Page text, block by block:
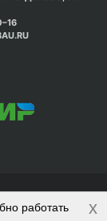
работать
x